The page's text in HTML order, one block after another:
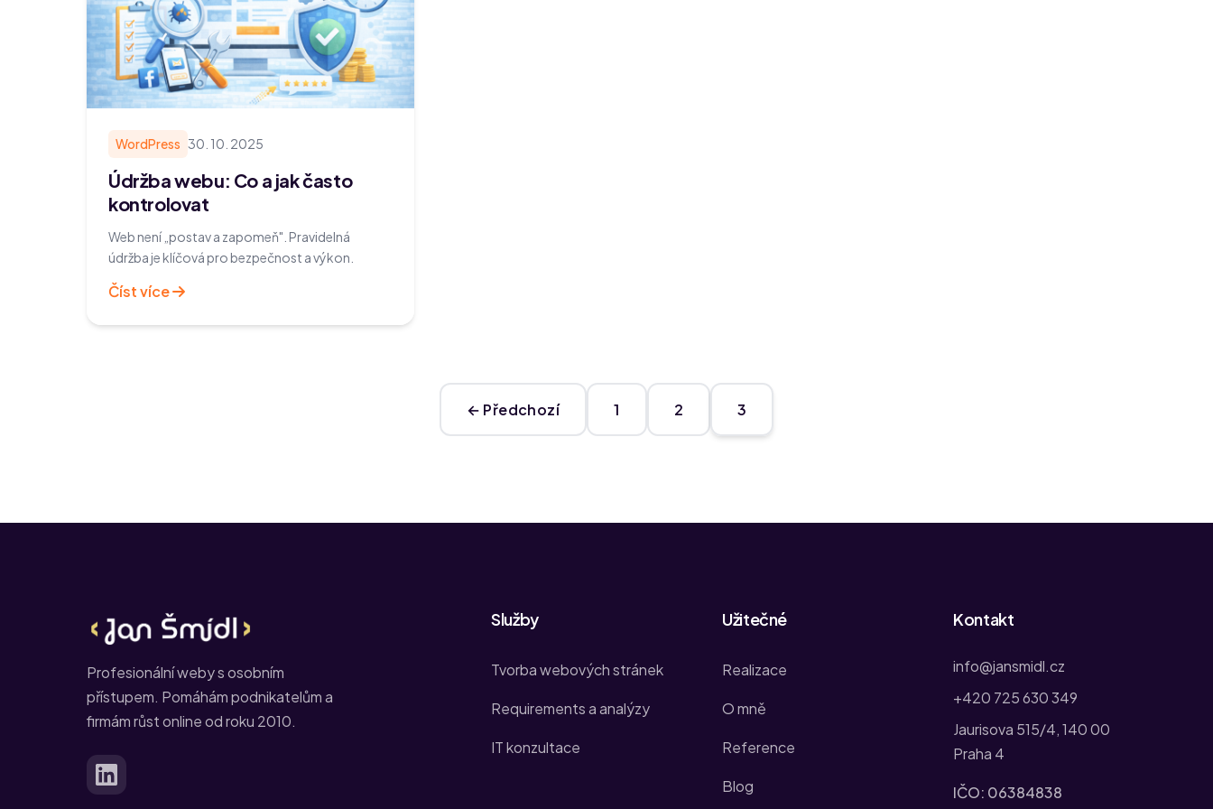
WordPress 30. 10. 2025
Údržba webu: Co a jak často
kontrolovat
Web není „postav a zapomeň". Pravidelná
údržba je klíčová pro bezpečnost a výkon.
Číst více
← Předchozí 1 2 3
Profesionální weby s osobním
přístupem. Pomáhám podnikatelům a
firmám růst online od roku 2010.
Služby
Tvorba webových stránek
Requirements a analýzy
IT konzultace
Užitečné
Realizace
O mně
Reference
Blog
Kontakt
info@jansmidl.cz
+420 725 630 349
Jaurisova 515/4, 140 00
Praha 4
IČO: 06384838